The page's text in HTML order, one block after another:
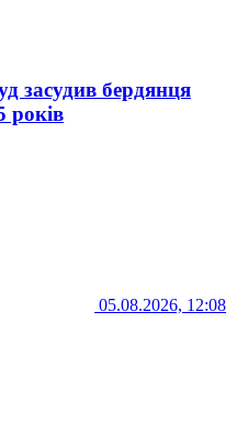
засудив бердянця
років
05.08.2026, 12:08